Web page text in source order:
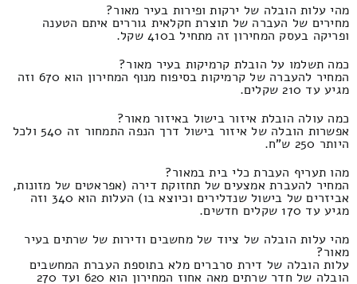
מהי עלות הובלה של ירקות ופירות בעיר מאור?
מחירים של העברה של תוצרת חקלאית גוררים איתם הטענה
ופריקה בעסק המחירון זה מתחיל ב410 שקל.
כמה תשלמו על הובלת קרמיקות בעיר מאור?
המחיר להעברה של קרמיקות בסיפוח מנוף המחירון הוא 670 וזה
מגיע עד 210 שקלים.
כמה עולה הובלת איזור בישול באיזור מאור?
אפשרות הובלה של איזור בישול דרך הנפה התמחור זה 540 ולכל
היותר 250 ש"ח.
מהו תעריף העברת כלי בית במאור?
המחיר להעברת אמצעים של תחזוקת דירה (אפראטים של מזונות,
אביזרים של בישול שנדלירים וכיוצא בו) העלות הוא 340 וזה
מגיע עד 170 שקלים חדשים.
מהי עלות הובלה של ציוד של מחשבים ודירות של שרתים בעיר
מאור?
עלות הובלה של דירת סרברים מלא בתוספת העברת המחשבים
הובלה של חדר שרתים מאה אחוז המחירון הוא 620 ועד 270